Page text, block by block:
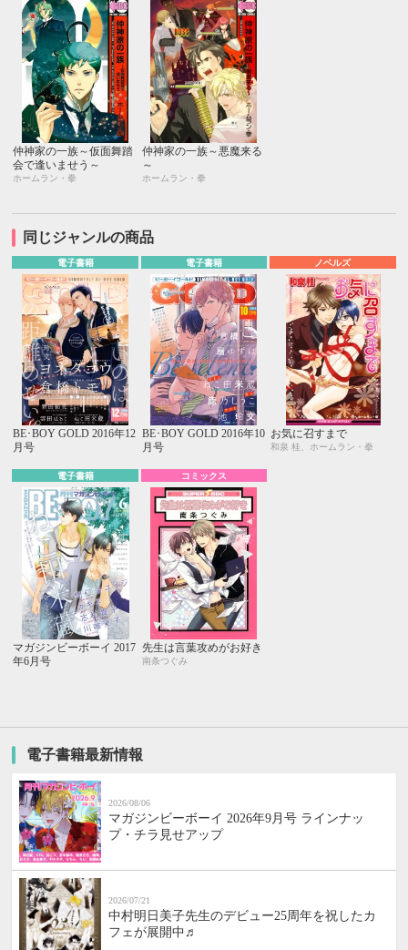
仲神家の一族～仮面舞踏
会で逢いませう～
ホームラン・拳
仲神家の一族～悪魔来る
～
ホームラン・拳
同じジャンルの商品
電子書籍
BE･BOY GOLD 2016年12
月号
電子書籍
BE･BOY GOLD 2016年10
月号
ノベルズ
お気に召すまで
和泉 桂、ホームラン・拳
電子書籍
マガジンビーボーイ 2017
年6月号
コミックス
先生は言葉攻めがお好き
南条つぐみ
電子書籍最新情報
2026/08/06
マガジンビーボーイ 2026年9月号 ラインナッ
プ・チラ見せアップ
2026/07/21
中村明日美子先生のデビュー25周年を祝したカ
フェが展開中♬